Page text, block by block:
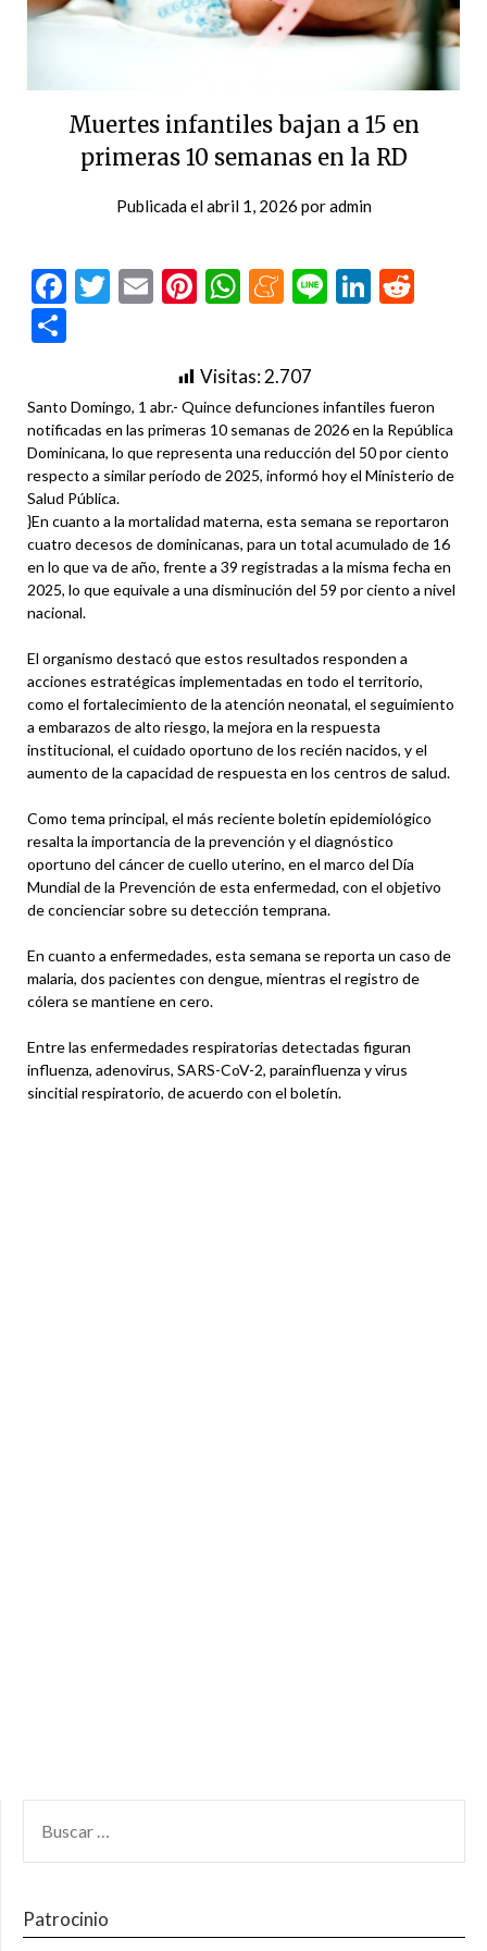
Muertes infantiles bajan a 15 en
primeras 10 semanas en la RD
Publicada elabril 1, 2026 poradmin
Facebook
Twitter
EmailPinterest
WhatsApp
Meneame
Line
Visitas:2.707
Santo Domingo, 1 abr.- Quince defunciones infantiles fueron
notificadas en las primeras 10 semanas de 2026 en la República
Dominicana, lo que representa una reducción del 50 por ciento
respecto a similar período de 2025, informó hoy el Ministerio de
Salud Pública.
}En cuanto a la mortalidad materna, esta semana se reportaron
cuatro decesos de dominicanas, para un total acumulado de 16
en lo que va de año, frente a 39 registradas a la misma fecha en
2025, lo que equivale a una disminución del 59 por ciento a nivel
nacional.
El organismo destacó que estos resultados responden a
acciones estratégicas implementadas en todo el territorio,
como el fortalecimiento de la atención neonatal, el seguimiento
a embarazos de alto riesgo, la mejora en la respuesta
institucional, el cuidado oportuno de los recién nacidos, y el
aumento de la capacidad de respuesta en los centros de salud.
Como tema principal, el más reciente boletín epidemiológico
resalta la importancia de la prevención y el diagnóstico
oportuno del cáncer de cuello uterino, en el marco del Día
Mundial de la Prevención de esta enfermedad, con el objetivo
de concienciar sobre su detección temprana.
En cuanto a enfermedades, esta semana se reporta un caso de
malaria, dos pacientes con dengue, mientras el registro de
cólera se mantiene en cero.
Entre las enfermedades respiratorias detectadas figuran
influenza, adenovirus, SARS-CoV-2, parainfluenza y virus
sincitial respiratorio, de acuerdo con el boletín.
Patrocinio